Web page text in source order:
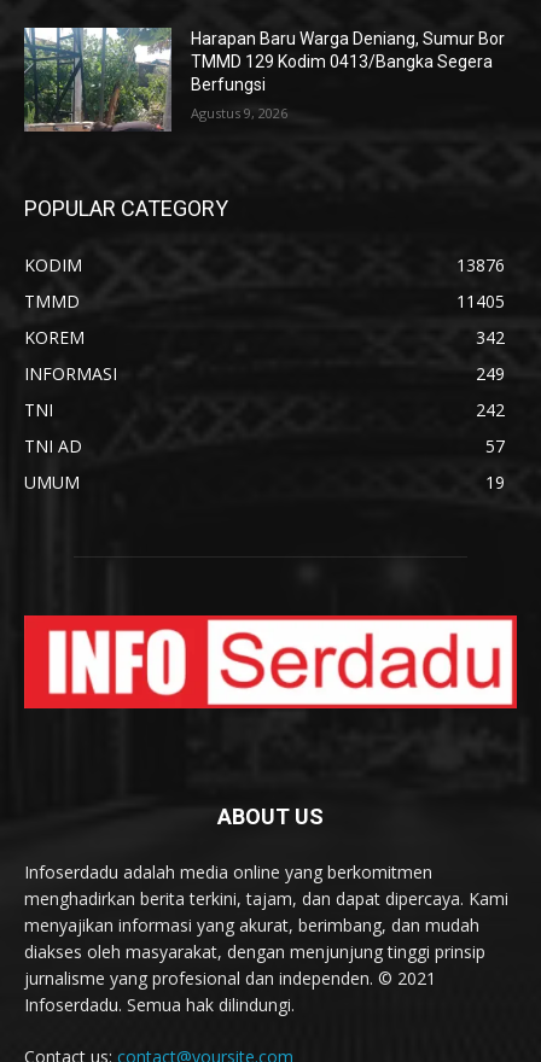
Harapan Baru Warga Deniang, Sumur Bor
TMMD 129 Kodim 0413/Bangka Segera
Berfungsi
Agustus 9, 2026
POPULAR CATEGORY
KODIM
13876
TMMD
11405
KOREM
342
INFORMASI
249
TNI
242
TNI AD
57
UMUM
19
ABOUT US
Infoserdadu adalah media online yang berkomitmen
menghadirkan berita terkini, tajam, dan dapat dipercaya. Kami
menyajikan informasi yang akurat, berimbang, dan mudah
diakses oleh masyarakat, dengan menjunjung tinggi prinsip
jurnalisme yang profesional dan independen. © 2021
Infoserdadu. Semua hak dilindungi.
Contact us: contact@yoursite.com